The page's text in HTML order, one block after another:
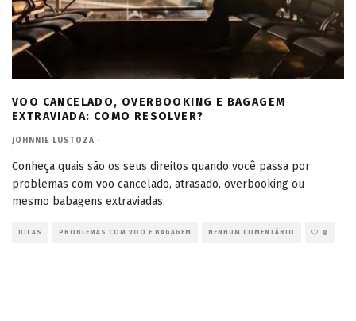
VOO CANCELADO, OVERBOOKING E BAGAGEM
EXTRAVIADA: COMO RESOLVER?
JOHNNIE LUSTOZA ·
Conheça quais são os seus direitos quando você passa por
problemas com voo cancelado, atrasado, overbooking ou
mesmo babagens extraviadas.
DICAS PROBLEMAS COM VOO E BAGAGEM NENHUM COMENTÁRIO 8